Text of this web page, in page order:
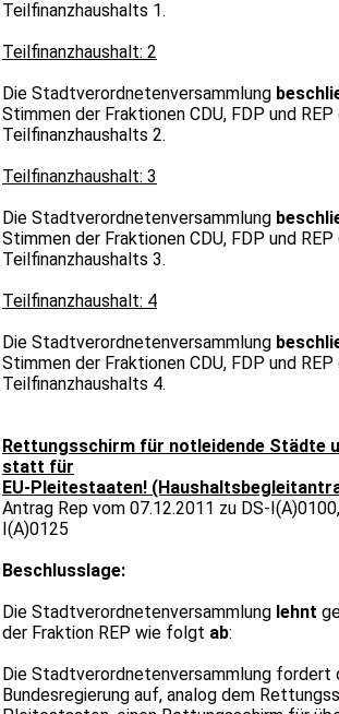
Teilfinanzhaushalts 1.
Teilfinanzhaushalt: 2
Die Stadtverordnetenversammlung
Stimmen der Fraktionen CDU, FDP und
Teilfinanzhaushalts 2.
Teilfinanzhaushalt: 3
Die Stadtverordnetenversammlung
Stimmen der Fraktionen CDU, FDP und
Teilfinanzhaushalts 3.
Teilfinanzhaushalt: 4
Die Stadtverordnetenversammlung
Stimmen der Fraktionen CDU, FDP und
Teilfinanzhaushalts 4.
Rettungsschirm für notleidende Städte
statt für
EU-Pleitestaaten!
Antrag Rep vom 07.12.2011 zu DS-
I(A)0125
Beschlusslage:
Die Stadtverordnetenversammlung lehnt
der Fraktion REP wie folgt ab:
Die Stadtverordnetenversammlung fordert
Bundesregierung auf, analog dem